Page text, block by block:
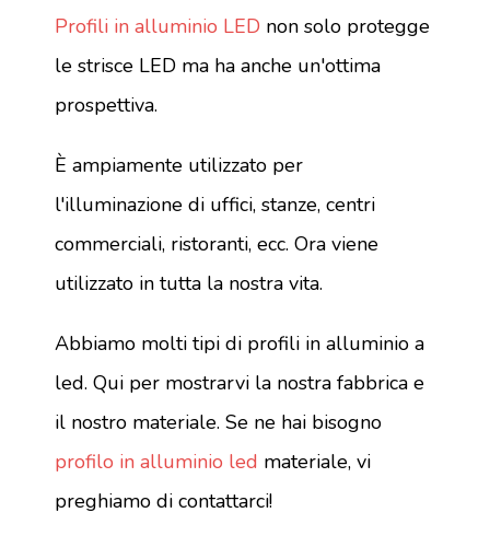
Profili in alluminio LED non solo protegge
le strisce LED ma ha anche un'ottima
prospettiva.
È ampiamente utilizzato per
l'illuminazione di uffici, stanze, centri
commerciali, ristoranti, ecc. Ora viene
utilizzato in tutta la nostra vita.
Abbiamo molti tipi di profili in alluminio a
led. Qui per mostrarvi la nostra fabbrica e
il nostro materiale. Se ne hai bisogno
profilo in alluminio led materiale, vi
preghiamo di contattarci!